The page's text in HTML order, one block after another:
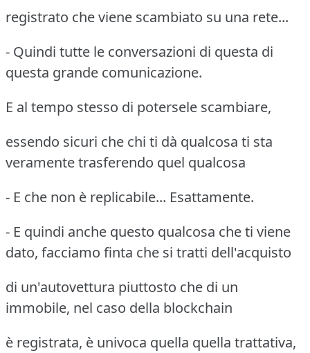
registrato che viene scambiato su una rete...
- Quindi tutte le conversazioni di questa di
questa grande comunicazione.
E al tempo stesso di potersele scambiare,
essendo sicuri che chi ti dà qualcosa ti sta
veramente trasferendo quel qualcosa
- E che non è replicabile... Esattamente.
- E quindi anche questo qualcosa che ti viene
dato, facciamo finta che si tratti dell'acquisto
di un'autovettura piuttosto che di un
immobile, nel caso della blockchain
è registrata, è univoca quella quella trattativa,